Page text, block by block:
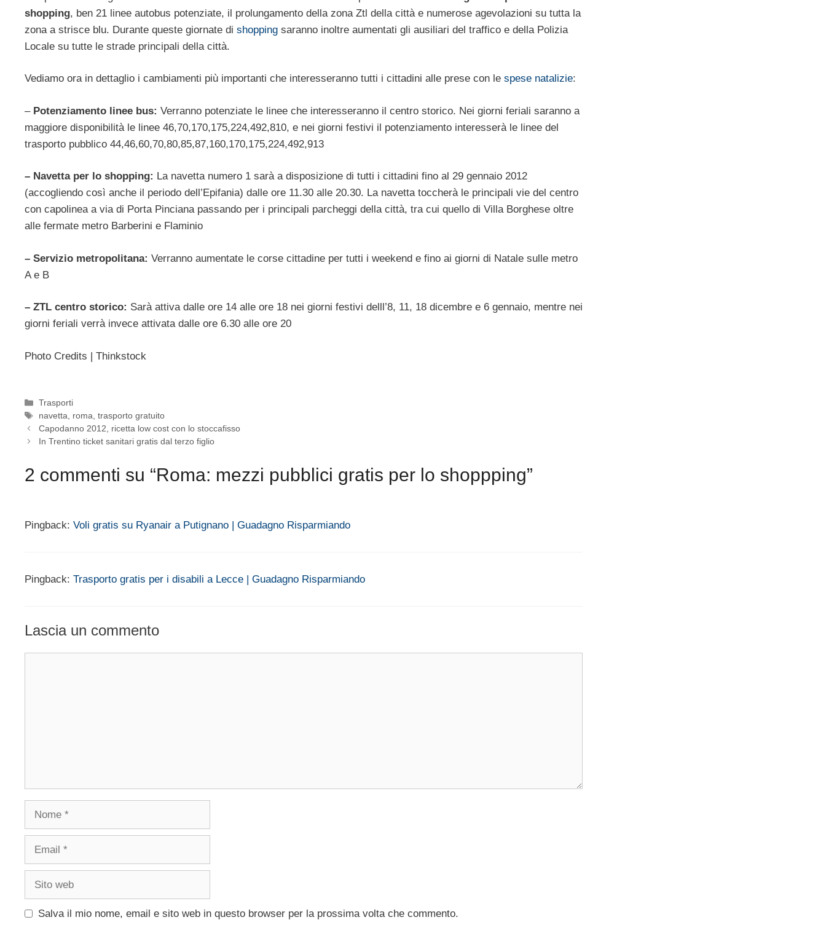
shopping, ben 21 linee autobus potenziate, il prolungamento della zona Ztl della città e numerose agevolazioni su tutta la
zona a strisce blu. Durante queste giornate di shopping saranno inoltre aumentati gli ausiliari del traffico e della Polizia
Locale su tutte le strade principali della città.
Vediamo ora in dettaglio i cambiamenti più importanti che interesseranno tutti i cittadini alle prese con le spese natalizie:
– Potenziamento linee bus: Verranno potenziate le linee che interesseranno il centro storico. Nei giorni feriali saranno a
maggiore disponibilità le linee 46,70,170,175,224,492,810, e nei giorni festivi il potenziamento interesserà le linee del
trasporto pubblico 44,46,60,70,80,85,87,160,170,175,224,492,913
– Navetta per lo shopping: La navetta numero 1 sarà a disposizione di tutti i cittadini fino al 29 gennaio 2012
(accogliendo così anche il periodo dell’Epifania) dalle ore 11.30 alle 20.30. La navetta toccherà le principali vie del centro
con capolinea a via di Porta Pinciana passando per i principali parcheggi della città, tra cui quello di Villa Borghese oltre
alle fermate metro Barberini e Flaminio
– Servizio metropolitana: Verranno aumentate le corse cittadine per tutti i weekend e fino ai giorni di Natale sulle metro
A e B
– ZTL centro storico: Sarà attiva dalle ore 14 alle ore 18 nei giorni festivi delll’8, 11, 18 dicembre e 6 gennaio, mentre nei
giorni feriali verrà invece attivata dalle ore 6.30 alle ore 20
Photo Credits | Thinkstock
Categorie
Trasporti
Tag
navetta, roma,trasporto gratuito
Capodanno 2012, ricetta low cost con lo stoccafisso
In Trentino ticket sanitari gratis dal terzo figlio
2 commenti su “Roma: mezzi pubblici gratis per lo shoppping”
Pingback: Voli gratis su Ryanair a Putignano | Guadagno Risparmiando
Pingback: Trasporto gratis per i disabili a Lecce | Guadagno Risparmiando
Lascia un commento
Nome
Email
Sito
Salva il mio nome, email e sito web in questo browser per la prossima volta che commento.